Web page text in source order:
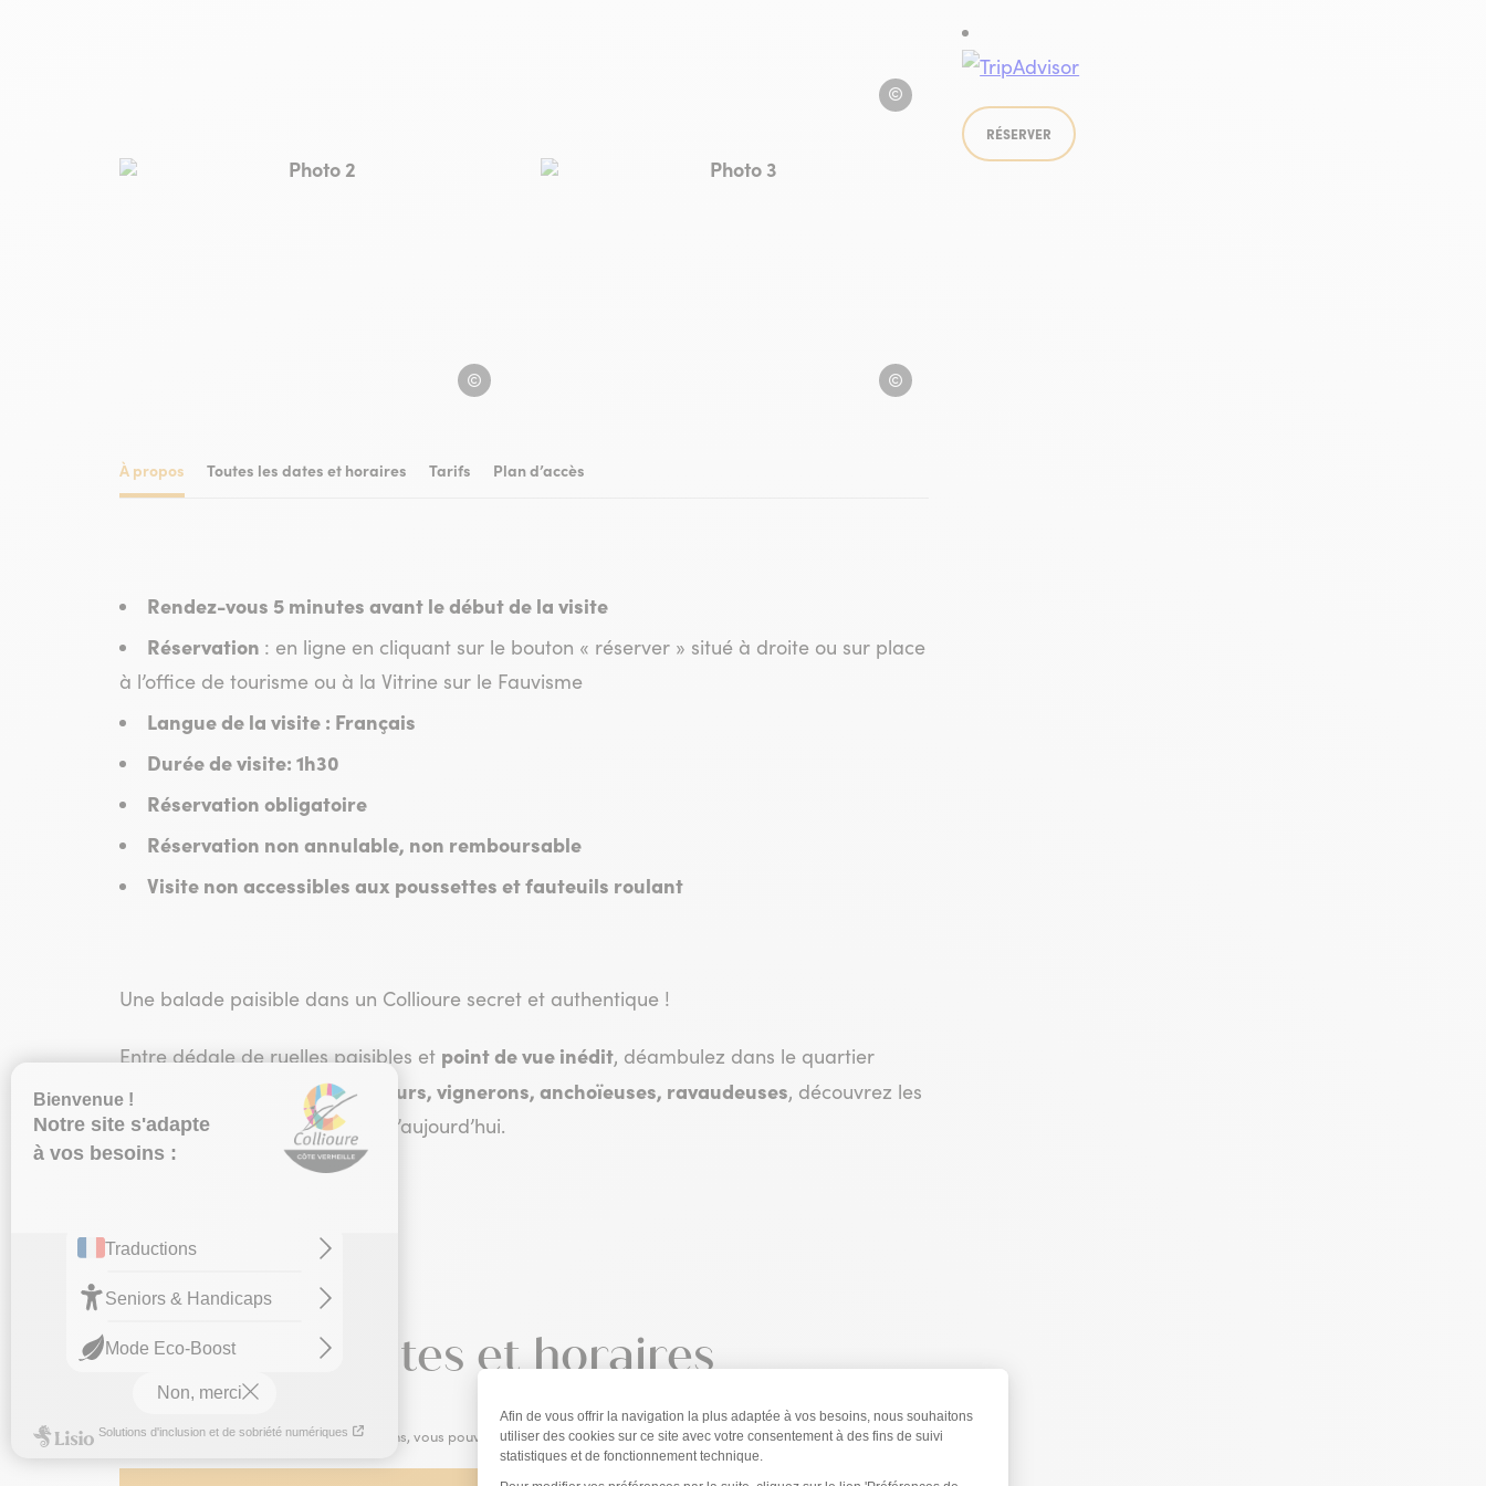
vitrine sur le fauvisme
Photo 2, © vitrine sur le fauvisme
vitrine sur le fauvisme
Photo 3, © vitrine sur le fauvisme
vitrine sur le fauvisme
À propos Toutes les dates et horaires Tarifs Plan d’accès
Rendez-vous 5 minutes avant le début de la visite
Réservation : en ligne en cliquant sur le bouton « réserver » situé à droite ou sur place
à l’office de tourisme ou à la Vitrine sur le Fauvisme
Langue de la visite : Français
Durée de visite: 1h30
Réservation obligatoire
Réservation non annulable, non remboursable
Visite non accessibles aux poussettes et fauteuils roulant
Une balade paisible dans un Collioure secret et authentique !
Entre dédale de ruelles paisibles et point de vue inédit, déambulez dans le quartier
historique du Faubourg.Pêcheurs, vignerons, anchoïeuses, ravaudeuses, découvrez les
métiers du Collioure d’hier et d’aujourd’hui.
Patrimoine
Toutes les dates et horaires
Afin de visualiser les différentes informations, vous pouvez utiliser lesflèches de navigationplacées à droite du tableau.
RÉSERVER